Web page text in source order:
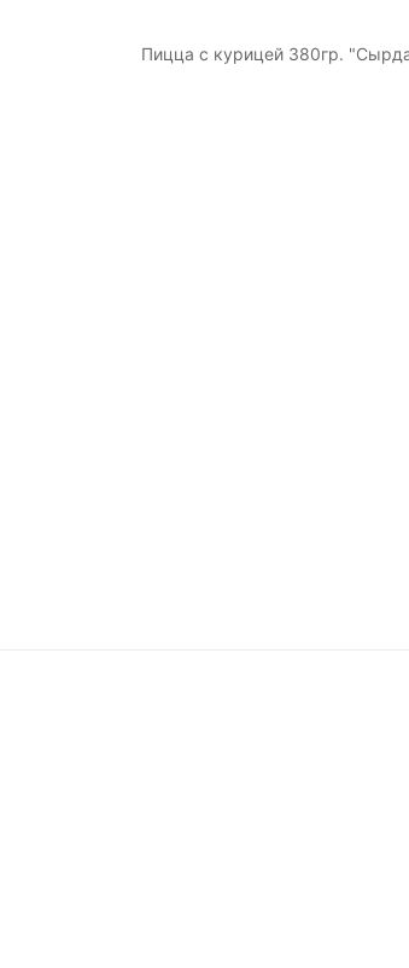
Пицца с курицей 380гр.